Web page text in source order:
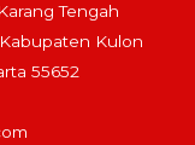
Tengah
Kulon
55652